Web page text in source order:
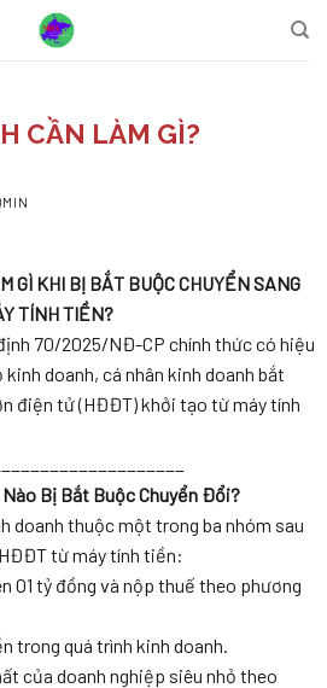
CẦN LÀM GÌ?
GÌ KHI BỊ BẮT BUỘC CHUYỂN SANG
TÍNH TIỀN?
70/2025/NĐ-CP chính thức có hiệu
doanh, cá nhân kinh doanh bắt
điện tử (HĐĐT) khởi tạo từ máy tính
Bị Bắt Buộc Chuyển Đổi?
doanh thuộc một trong ba nhóm sau
từ máy tính tiền:
01 tỷ đồng và nộp thuế theo phương
trong quá trình kinh doanh.
của doanh nghiệp siêu nhỏ theo